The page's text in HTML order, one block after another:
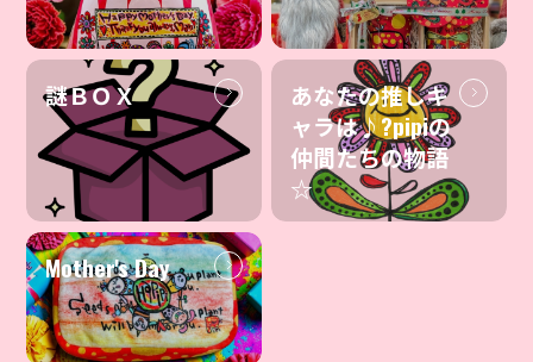
謎ＢＯＸ
あなたの推しキ
ャラは♪?pipiの
仲間たちの物語
☆
Mother's Day